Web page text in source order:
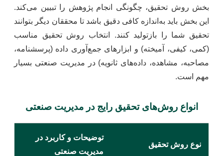
بخش روش تحقیق، چگونگی انجام پژوهش را تبیین می‌کند.
این بخش باید به‌اندازه کافی دقیق باشد تا محققان دیگر بتوانند
تحقیق شما را بازتولید کنند. انتخاب روش تحقیق مناسب
(کمی، کیفی، آمیخته) و ابزارهای جمع‌آوری داده (پرسشنامه،
مصاحبه، مشاهده، داده‌های ثانویه) در مدیریت صنعتی بسیار
مهم است.
انواع روش‌های تحقیق رایج در مدیریت صنعتی
نوع روش تحقیق
توضیحات و کاربرد در
مدیریت صنعتی